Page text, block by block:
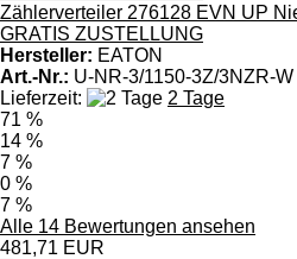
Zählerverteiler 276128 EVN UP
GRATIS ZUSTELLUNG
Hersteller: EATON
Art.-Nr.: U-NR-3/1150-3Z/3NZR-W
Lieferzeit:
2 Tage
71 %
14 %
7 %
0 %
7 %
Alle 14 Bewertungen ansehen
481,71 EUR